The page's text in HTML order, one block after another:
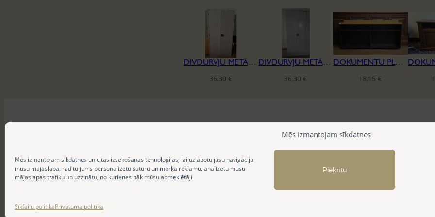
Mēs izmantojam sīkdatnes
Mēs izmantojam sīkdatnes un citas izsekošanas tehnoloģijas, lai uzlabotu jūsu navigāciju
mūsu mājaslapā, rādītu jums personalizētu saturu un mērķa reklāmu, analizētu mūsu
mājaslapas trafiku un uzzinātu, no kurienes nāk mūsu apmeklētāji.
Piekrītu
Sīkfailu politikaPrivātuma politika
DIVDURVJU METĀLA DOKUMENTU SKAPIS
36,30€
DIVDURVJU METĀLA DOKUMENTU SKAPIS (ŠAURS)
36,30€
DOKUMENTU PLAUKTS
18,15€